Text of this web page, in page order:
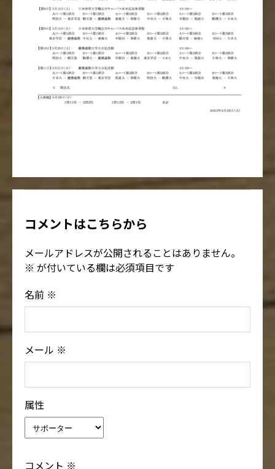
コメントはこちらから
メールアドレスが公開されることはありません。
※ が付いている欄は必須項目です
名前 ※
メール ※
属性
コメント ※